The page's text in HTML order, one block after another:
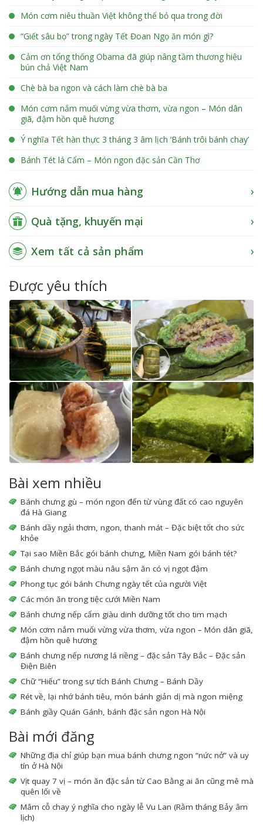
Món cơm niêu thuần Việt không thể bỏ qua trong đời
“Giết sâu bọ” trong ngày Tết Đoan Ngọ ăn món gì?
Cảm ơn tổng thống Obama đã giúp nâng tầm thương hiệu
bún chả Việt Nam
Chè bà ba ngon và cách làm chè bà ba
Món cơm nắm muối vừng vừa thơm, vừa ngon – Món dân
giã, đậm hồn quê hương
Ý nghĩa Tết hàn thực 3 tháng 3 âm lịch ‘Bánh trôi bánh chay’
Bánh Tét lá Cẩm – Món ngon đặc sản Cần Thơ
Hướng dẫn mua hàng
Quà tặng, khuyến mại
Xem tất cả sản phẩm
Được yêu thích
Bài xem nhiều
Bánh chưng gù – món ngon đến từ vùng đất có cao nguyên
đá Hà Giang
Bánh dầy ngải thơm, ngon, thanh mát – Đặc biệt tốt cho sức
khỏe
Tại sao Miền Bắc gói bánh chưng, Miền Nam gói bánh tét?
Bánh chưng ngọt màu nâu sậm ăn có vị ngọt đậm
Phong tục gói bánh Chưng ngày tết của người Việt
Các món ăn trong tiệc cưới Miền Nam
Bánh chưng nếp cẩm giàu dinh dưỡng tốt cho tim mạch
Món cơm nắm muối vừng vừa thơm, vừa ngon – Món dân giã,
đậm hồn quê hương
Bánh chưng nếp nương lá riềng – đặc sản Tây Bắc – Đặc sản
Điện Biên
Chữ “Hiếu” trong sự tích Bánh Chưng – Bánh Dầy
Rét về, lại nhớ bánh tiêu, món bánh giản dị mà ngon miệng
Bánh giầy Quán Gánh, bánh đặc sản ngon Hà Nội
Bài mới đăng
Những địa chỉ giúp bạn mua bánh chưng ngon “nức nở” và uy
tín ở Hà Nội
Vịt quay 7 vị – món ăn đặc sản từ Cao Bằng ai ăn cũng mê mà
quên lối về
Mâm cỗ chay ý nghĩa cho ngày lễ Vu Lan (Rằm tháng Bảy âm
lịch)